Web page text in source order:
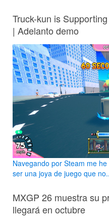
Truck-kun is
| Adelanto demo
Navegando por Steam me
ser una joya de juego que
MXGP 26 muestra su
llegará en octubre